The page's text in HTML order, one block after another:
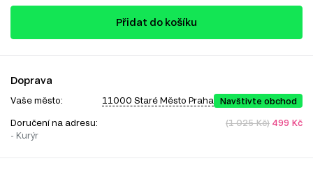
Přidat do košíku
Doprava
Vaše město: 11000 Staré Město Praha Navštivte obchod
Doručení na adresu:
- Kurýr
(1 025 Kč) 499 Kč